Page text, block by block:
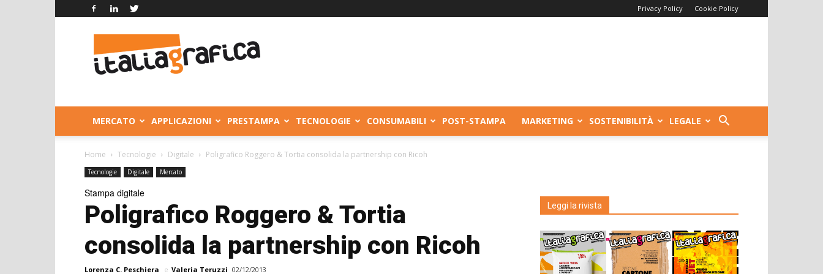
Privacy Policy Cookie Policy
Grafica
MERCATO APPLICAZIONI PRESTAMPA TECNOLOGIE CONSUMABILI POST-STAMPA MARKETING SOSTENIBILITÀ LEGALE
Home Tecnologie Digitale Poligrafico Roggero & Tortia consolida la partnership con Ricoh
Tecnologie Digitale Mercato
Stampa digitale
Poligrafico Roggero & Tortia
consolida la partnership con Ricoh
Lorenza C. Peschiera e Valeria Teruzzi 02/12/2013
Leggi la rivista